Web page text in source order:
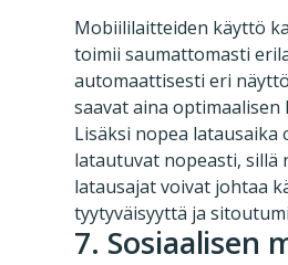
Mobiililaitteiden käyttö
toimii saumattomasti
automaattisesti eri
saavat aina
Lisäksi nopea
latautuvat nopeasti, sillä
latausajat voivat johtaa
tyytyväisyyttä ja
7. Sosiaalisen